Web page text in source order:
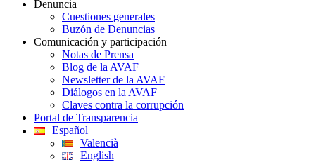
Denuncia
Cuestiones generales
Buzón de Denuncias
Comunicación y participación
Notas de Prensa
Blog de la AVAF
Newsletter de la AVAF
Diálogos en la AVAF
Claves contra la corrupción
Portal de Transparencia
Español
Valencià
English